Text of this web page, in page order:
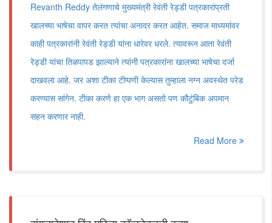
Revanth Reddy तेलंगणाचे मुख्यमंत्री रेवंती रेड्डी पत्रकारांप्रती
खालच्या भाषेचा वापर करत त्यांचा अनादर करत आहेत. समाज माध्यमांवर
काही पत्रकारांनी रेवंती रेड्डी यांना धारेवर धरले. त्यावरून आता रेवंती
रेड्डी यांचा तिळपापड झाल्याने त्यांनी पत्रकारांना खालच्या भाषेचा दर्जा
दाखवला आहे. जर अशा टीका टीप्पणी केल्यास तुम्हाला नग्न अवस्थेत परेड
करण्यास सांगेन. टीका करणे हा एक भाग असतो पण कौटुंबिक अपमान
सहन करणार नाही.
Read More